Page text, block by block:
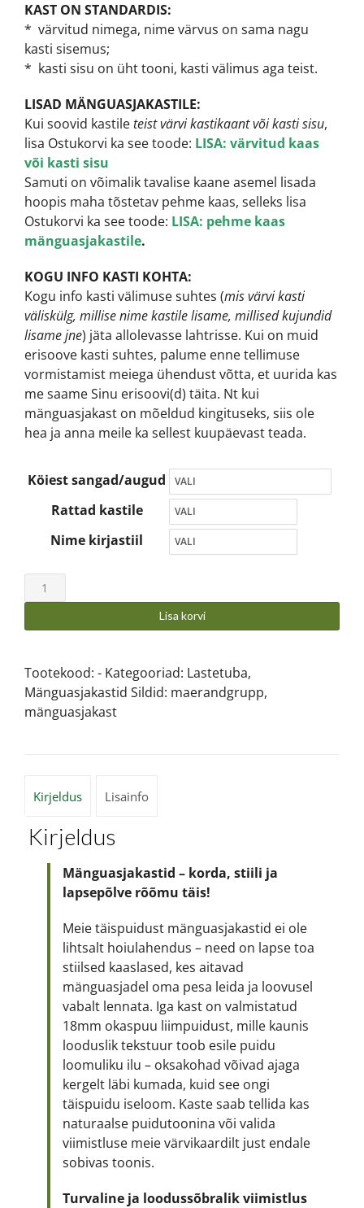
KAST ON STANDARDIS:
* värvitud nimega, nime värvus on sama nagu
kasti sisemus;
* kasti sisu on üht tooni, kasti välimus aga teist.
LISAD MÄNGUASJAKASTILE:
Kui soovid kastileteist värvi kastikaant või kasti sisu,
lisa Ostukorvi ka see toode: LISA: värvitud kaas
või kasti sisu
Samuti on võimalik tavalise kaane asemel lisada
hoopis maha tõstetav pehme kaas, selleks lisa
Ostukorvi ka see toode: LISA: pehme kaas
mänguasjakastile.
KOGU INFO KASTI KOHTA:
Kogu info kasti välimuse suhtes (mis värvi kasti
väliskülg, millise nime kastile lisame, millised kujundid
lisame jne) jäta allolevasse lahtrisse. Kui on muid
erisoove kasti suhtes, palume enne tellimuse
vormistamist meiega ühendust võtta, et uurida kas
me saame Sinu erisoovi(d) täita. Nt kui
mänguasjakast on mõeldud kingituseks, siis ole
hea ja anna meile ka sellest kuupäevast teada.
Köiest sangad/augud
Rattad kastile
Nime kirjastiil
Lisa korvi
Tootekood: - Kategooriad: Lastetuba,
Mänguasjakastid Sildid: maerandgrupp,
mänguasjakast
Kirjeldus Lisainfo
Kirjeldus
Mänguasjakastid – korda, stiili ja
lapsepõlve rõõmu täis!
Meie täispuidust mänguasjakastid ei ole
lihtsalt hoiulahendus – need on lapse toa
stiilsed kaaslased, kes aitavad
mänguasjadel oma pesa leida ja loovusel
vabalt lennata. Iga kast on valmistatud
18mm okaspuu liimpuidust, mille kaunis
looduslik tekstuur toob esile puidu
loomuliku ilu – oksakohad võivad ajaga
kergelt läbi kumada, kuid see ongi
täispuidu iseloom. Kaste saab tellida kas
naturaalse puidutoonina või valida
viimistluse meie värvikaardilt just endale
sobivas toonis.
Turvaline ja loodussõbralik viimistlus